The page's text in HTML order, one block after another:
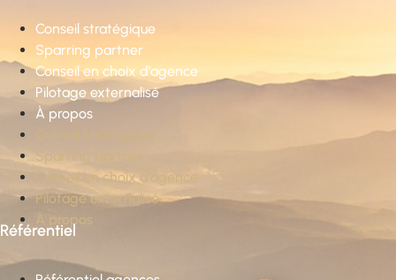
Conseil stratégique
Sparring partner
Conseil en choix d’agence
Pilotage externalisé
À propos
Conseil stratégique
Sparring partner
Conseil en choix d’agence
Pilotage externalisé
À propos
Référentiel